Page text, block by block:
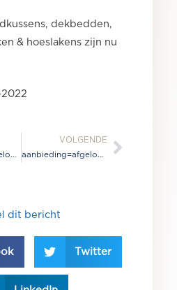
dekbedden,
& hoeslakens zijn nu
aanbieding=afgelopen
VOLGENDE
aanbieding=afgelopen
dit bericht
Twitter